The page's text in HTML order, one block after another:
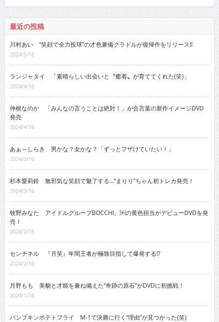
最近の投稿
川村あい “笑顔で全力投球”の才色兼備グラドルが復帰作をリリース!!
2024/5/16
ランジャタイ 「素晴らしい出会いと〝癒着〟が育ててくれた(笑)」
2024/4/16
仲根なのか 「みんなの言うことは絶対！」が合言葉の新作イメージDVD
発売
2024/4/16
あぁ～しらき 男かな？女かな？「ずっとフザけていたい！」
2024/3/16
杉本愛莉鈴 無邪気な笑顔で魅了する…“まりり”ちゃん初トレカ発売！
2024/3/16
牧野みなた アイドルグループBOCCHI。￼の黄色担当がデビューDVDを発
売！
2024/2/16
センチネル 『月笑』年間王者が極致目指して爆発する!?
2024/2/16
月野もも 美貌と才能を兼ね備えた“奇跡の原石”がDVDに初挑戦！
2024/1/16
パンプキンポテトフライ M-1で決勝に行く“理由”が見つかった(笑)